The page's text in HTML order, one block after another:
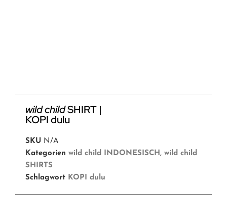
wild childSHIRT |
KOPI dulu
SKU N/A
Kategorien wild child INDONESISCH , wild child
SHIRTS
Schlagwort KOPI dulu